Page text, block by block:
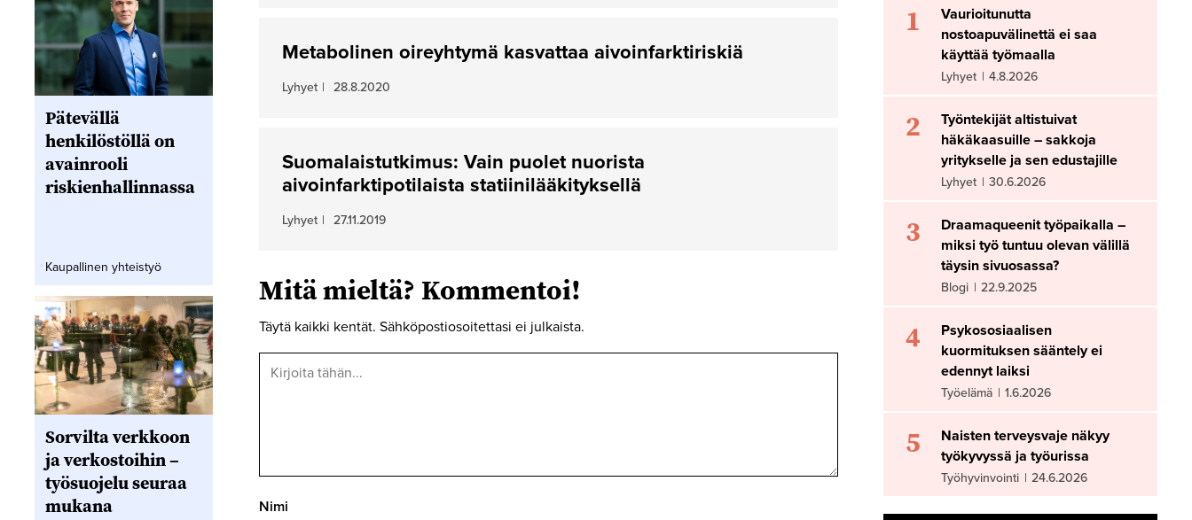
Metabolinen oireyhtymä kasvattaa aivoinfarktiriskiä
Lyhyet | 28.8.2020
Suomalaistutkimus: Vain puolet nuorista
aivoinfarktipotilaista statiinilääkityksellä
Lyhyet | 27.11.2019
Mitä mieltä? Kommentoi!
Täytä kaikki kentät. Sähköpostiosoitettasi ei julkaista.
Nimi
Pätevällä
henkilöstöllä on
avainrooli
riskienhallinnassa
Kaupallinen yhteistyö
Sorvilta verkkoon
ja verkostoihin –
työsuojelu seuraa
mukana
1
Vaurioitunutta
nostoapuvälinettä ei saa
käyttää työmaalla
Lyhyet | 4.8.2026
2
Työntekijät altistuivat
häkäkaasuille – sakkoja
yritykselle ja sen edustajille
Lyhyet | 30.6.2026
3
Draamaqueenit työpaikalla –
miksi työ tuntuu olevan välillä
täysin sivuosassa?
Blogi | 22.9.2025
4
Psykososiaalisen
kuormituksen sääntely ei
edennyt laiksi
Työelämä | 1.6.2026
5
Naisten terveysvaje näkyy
työkyvyssä ja työurissa
Työhyvinvointi | 24.6.2026